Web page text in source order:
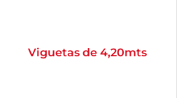
Viguetas de 4,20mts